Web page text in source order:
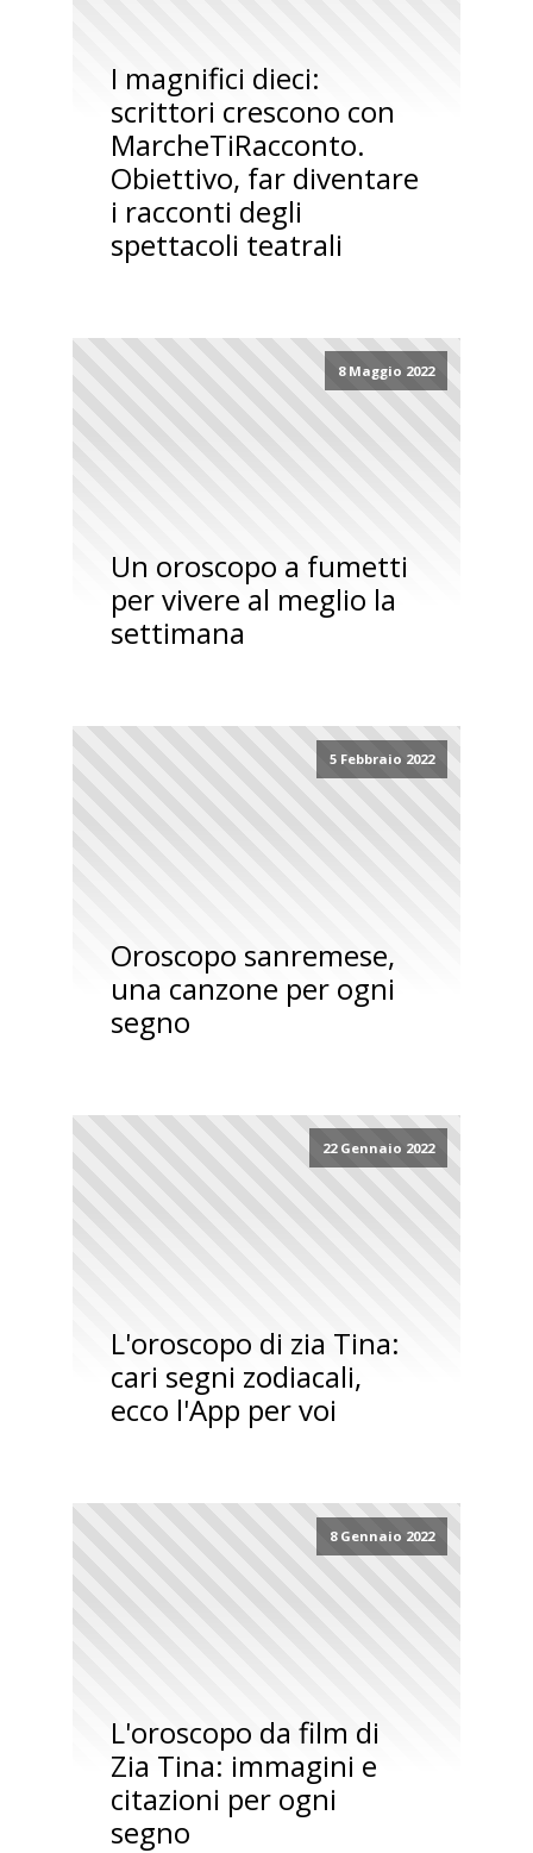
I magnifici dieci:
scrittori crescono con
MarcheTiRacconto.
Obiettivo, far diventare
i racconti degli
spettacoli teatrali
8 Maggio 2022
Un oroscopo a fumetti
per vivere al meglio la
settimana
5 Febbraio 2022
Oroscopo sanremese,
una canzone per ogni
segno
22 Gennaio 2022
L'oroscopo di zia Tina:
cari segni zodiacali,
ecco l'App per voi
8 Gennaio 2022
L'oroscopo da film di
Zia Tina: immagini e
citazioni per ogni
segno